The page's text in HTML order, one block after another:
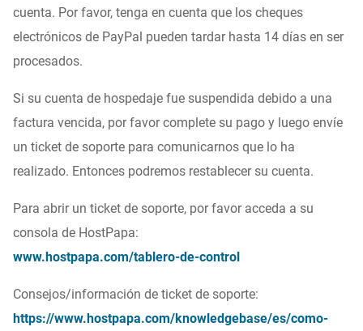
cuenta. Por favor, tenga en cuenta que los cheques
electrónicos de PayPal pueden tardar hasta 14 días en ser
procesados.
Si su cuenta de hospedaje fue suspendida debido a una
factura vencida, por favor complete su pago y luego envíe
un ticket de soporte para comunicarnos que lo ha
realizado. Entonces podremos restablecer su cuenta.
Para abrir un ticket de soporte, por favor acceda a su
consola de HostPapa:
www.hostpapa.com/tablero-de-control
Consejos/información de ticket de soporte:
https://www.hostpapa.com/knowledgebase/es/como-